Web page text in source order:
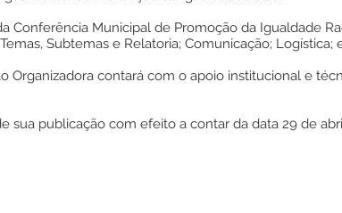
Conferência Municipal de Promoção da Igualdade
Subtemas e Relatoria; Comunicação; Logística;
Organizadora contará com o apoio institucional e
sua publicação com efeito a contar da data 29 de